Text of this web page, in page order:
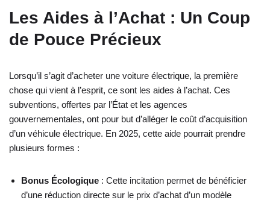
Les Aides à l’Achat : Un Coup
de Pouce Précieux
Lorsqu’il s’agit d’acheter une voiture électrique, la première
chose qui vient à l’esprit, ce sont les aides à l’achat. Ces
subventions, offertes par l’État et les agences
gouvernementales, ont pour but d’alléger le coût d’acquisition
d’un véhicule électrique. En 2025, cette aide pourrait prendre
plusieurs formes :
Bonus Écologique : Cette incitation permet de bénéficier
d’une réduction directe sur le prix d’achat d’un modèle